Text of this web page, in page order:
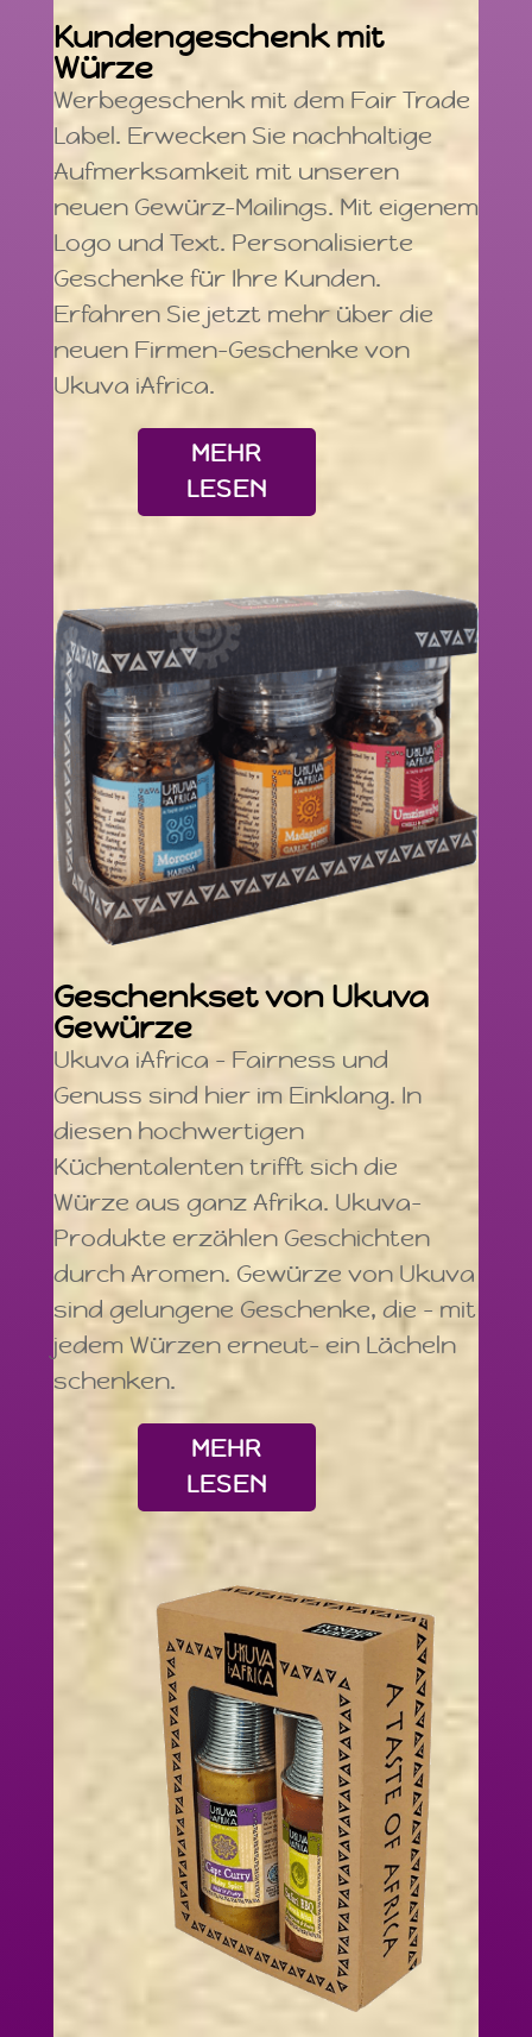
Kundengeschenk mit
Würze
Werbegeschenk mit dem Fair Trade
Label. Erwecken Sie nachhaltige
Aufmerksamkeit mit unseren
neuen Gewürz-Mailings. Mit eigenem
Logo und Text. Personalisierte
Geschenke für Ihre Kunden.
Erfahren Sie jetzt mehr über die
neuen Firmen-Geschenke von
Ukuva iAfrica.
MEHR
LESEN
Geschenkset von Ukuva
Gewürze
Ukuva iAfrica – Fairness und
Genuss sind hier im Einklang. In
diesen hochwertigen
Küchentalenten trifft sich die
Würze aus ganz Afrika. Ukuva-
Produkte erzählen Geschichten
durch Aromen. Gewürze von Ukuva
sind gelungene Geschenke, die – mit
jedem Würzen erneut– ein Lächeln
schenken.
MEHR
LESEN